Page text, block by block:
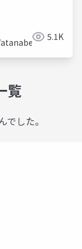
5.1K
覧
した。